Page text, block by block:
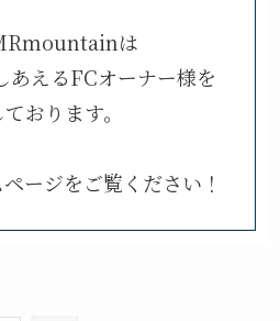
は
あえるFCオーナー様を
おります。
ージをご覧ください！